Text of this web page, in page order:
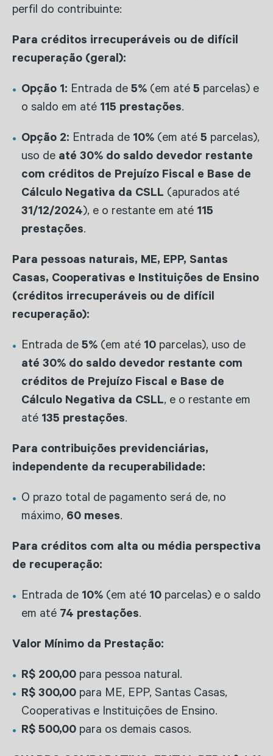
perfil do contribuinte:
Para créditos irrecuperáveis ou de difícil
recuperação (geral):
Opção 1: Entrada de 5% (em até 5 parcelas) e
o saldo em até 115 prestações.
Opção 2: Entrada de 10% (em até 5 parcelas),
uso de até 30% do saldo devedor restante
com créditos de Prejuízo Fiscal e Base de
Cálculo Negativa da CSLL (apurados até
31/12/2024), e o restante em até 115
prestações.
Para pessoas naturais, ME, EPP, Santas
Casas, Cooperativas e Instituições de Ensino
(créditos irrecuperáveis ou de difícil
recuperação):
Entrada de 5% (em até 10 parcelas), uso de
até 30% do saldo devedor restante com
créditos de Prejuízo Fiscal e Base de
Cálculo Negativa da CSLL, e o restante em
até 135 prestações.
Para contribuições previdenciárias,
independente da recuperabilidade:
O prazo total de pagamento será de, no
máximo, 60 meses.
Para créditos com alta ou média perspectiva
de recuperação:
Entrada de 10% (em até 10 parcelas) e o saldo
em até 74 prestações.
Valor Mínimo da Prestação:
R$ 200,00 para pessoa natural.
R$ 300,00 para ME, EPP, Santas Casas,
Cooperativas e Instituições de Ensino.
R$ 500,00 para os demais casos.